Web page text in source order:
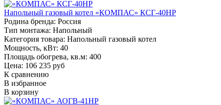
Напольный газовый котел «КОМПАС» КСГ-40НР
Родина бренда: Россия
Тип монтажа: Напольный
Категория товара: Напольный газовый котел
Мощность, кВт: 40
Площадь обогрева, кв.м: 400
Цена: 106 235 руб
К сравнению
В избранное
В корзину